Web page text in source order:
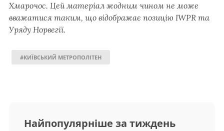
Хмарочос. Цей матеріал жодним чином не може
вважатися таким, що відображає позицію IWPR та
Уряду Норвегії.
#КИЇВСЬКИЙ МЕТРОПОЛІТЕН
Найпопулярніше за тиждень